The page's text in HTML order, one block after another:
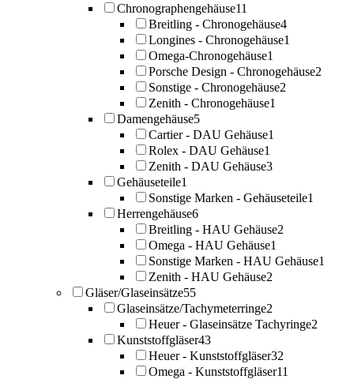
Chronographengehäuse11
Breitling - Chronogehäuse4
Longines - Chronogehäuse1
Omega-Chronogehäuse1
Porsche Design - Chronogehäuse2
Sonstige - Chronogehäuse2
Zenith - Chronogehäuse1
Damengehäuse5
Cartier - DAU Gehäuse1
Rolex - DAU Gehäuse1
Zenith - DAU Gehäuse3
Gehäuseteile1
Sonstige Marken - Gehäuseteile1
Herrengehäuse6
Breitling - HAU Gehäuse2
Omega - HAU Gehäuse1
Sonstige Marken - HAU Gehäuse1
Zenith - HAU Gehäuse2
Gläser/Glaseinsätze55
Glaseinsätze/Tachymeterringe2
Heuer - Glaseinsätze Tachyringe2
Kunststoffgläser43
Heuer - Kunststoffgläser32
Omega - Kunststoffgläser11